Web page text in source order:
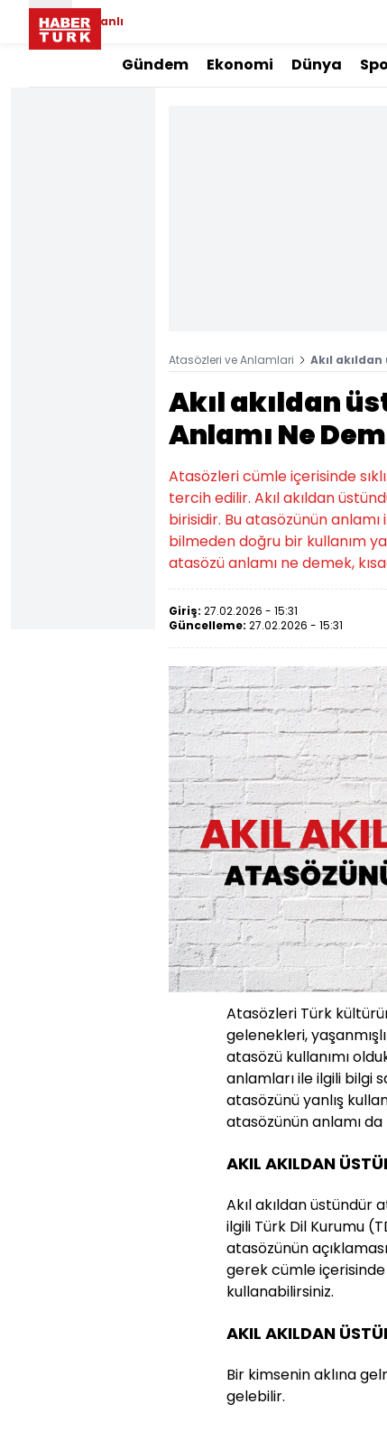
Canlı
Gündem Ekonomi Dünya
Atasözleri ve Anlamlari Akıl
Akıl akıldan
Anlamı Ne
Atasözleri cümle içerisinde
tercih edilir. Akıl akıldan
birisidir. Bu atasözünün
bilmeden doğru bir kullanım
atasözü anlamı ne demek,
Giriş: 27.02.2026 - 15:31
Güncelleme: 27.02.2026 - 15:31
Atasözleri Türk
gelenekleri,
atasözü kullanımı
anlamları ile ilgili bilgi
atasözünü yanlış
atasözünün anlamı da
AKIL AKILDAN
Akıl akıldan üstündür
ilgili Türk Dil Kurumu
atasözünün
gerek cümle
kullanabilirsiniz.
AKIL AKILDAN
Bir kimsenin aklına
gelebilir.